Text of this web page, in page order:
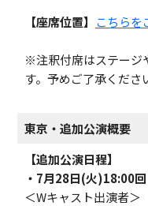
【座席位置】 こちらを
※注釈付席はステージ
す。予めご了承くださ
東京・追加公演概要
【追加公演日程】
・7月28日(火)18:00回
＜Wキャスト出演者＞